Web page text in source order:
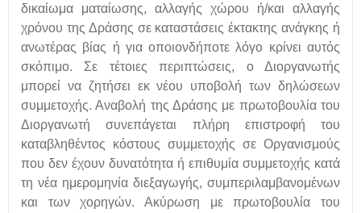
δικαίωμα ματαίωσης, αλλαγής χώρου ή/και αλλαγής
χρόνου της Δράσης σε καταστάσεις έκτακτης ανάγκης ή
ανωτέρας βίας ή για οποιονδήποτε λόγο κρίνει αυτός
σκόπιμο. Σε τέτοιες περιπτώσεις, ο Διοργανωτής
μπορεί να ζητήσει εκ νέου υποβολή των δηλώσεων
συμμετοχής. Αναβολή της Δράσης με πρωτοβουλία του
Διοργανωτή συνεπάγεται πλήρη επιστροφή του
καταβληθέντος κόστους συμμετοχής σε Οργανισμούς
που δεν έχουν δυνατότητα ή επιθυμία συμμετοχής κατά
τη νέα ημερομηνία διεξαγωγής, συμπεριλαμβανομένων
και των χορηγών. Ακύρωση με πρωτοβουλία του